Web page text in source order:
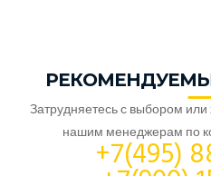
Затрудняетесь с выбором или
нашим менеджерам по
+7(495)